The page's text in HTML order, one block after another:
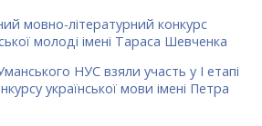
мовно-літературний конкурс
молоді імені Тараса Шевченка
НУС взяли участь у І етапі
української мови імені Петра